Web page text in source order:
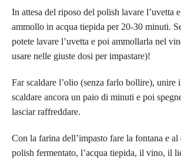
In attesa del riposo del polish lavare l’uvetta
ammollo in acqua tiepida per 20-30 minuti.
potete lavare l’uvetta e poi ammollarla nel
usare nelle giuste dosi per impastare)!
Far scaldare l’olio (senza farlo bollire), unire
scaldare ancora un paio di minuti e poi
lasciar raffreddare.
Con la farina dell’impasto fare la fontana e
polish fermentato, l’acqua tiepida, il vino, il